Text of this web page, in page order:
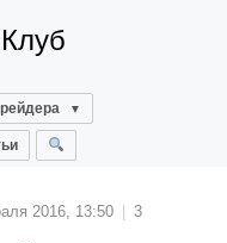
2016, 13:50
3